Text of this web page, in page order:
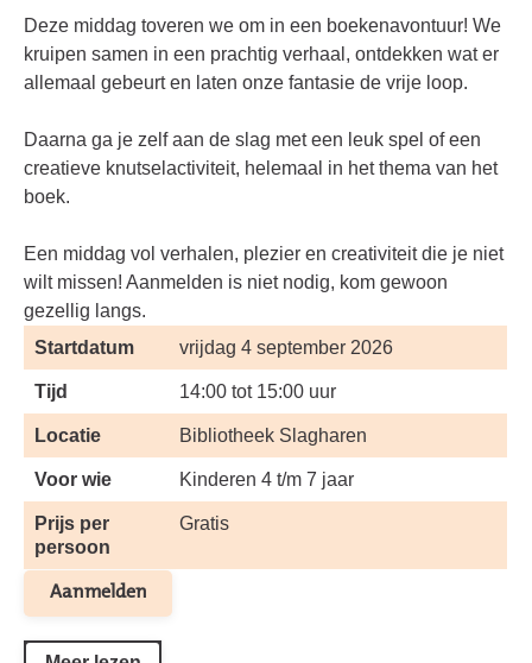
Deze middag toveren we om in een boekenavontuur! We
kruipen samen in een prachtig verhaal, ontdekken wat er
allemaal gebeurt en laten onze fantasie de vrije loop.
Daarna ga je zelf aan de slag met een leuk spel of een
creatieve knutselactiviteit, helemaal in het thema van het
boek.
Een middag vol verhalen, plezier en creativiteit die je niet
wilt missen! Aanmelden is niet nodig, kom gewoon
gezellig langs.
Startdatum
vrijdag 4 september 2026
Tijd 14:00 tot 15:00 uur
Locatie Bibliotheek Slagharen
Voor wie Kinderen 4 t/m 7 jaar
Prijs per
persoon
Gratis
Aanmelden